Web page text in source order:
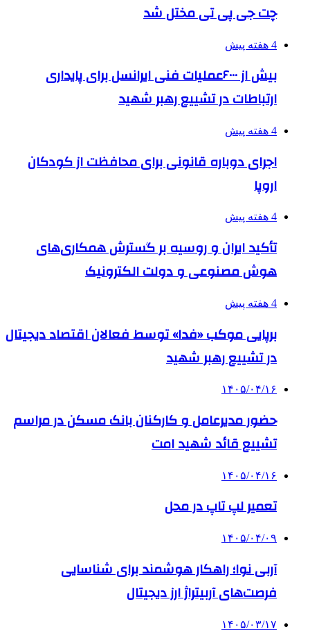
چت جی پی تی مختل شد
4 هفته پیش
بیش از ۶۰۰۰عملیات فنی ایرانسل برای پایداری
ارتباطات در تشییع رهبر شهید
4 هفته پیش
اجرای دوباره قانونی برای محافظت از کودکان
اروپا
4 هفته پیش
تأکید ایران و روسیه بر گسترش همکاری‌های
هوش مصنوعی و دولت الکترونیک
4 هفته پیش
برپایی موکب «فدا» توسط فعالان اقتصاد دیجیتال
در تشییع رهبر شهید
۱۴۰۵/۰۴/۱۶
حضور مدیرعامل و کارکنان بانک مسکن در مراسم
تشییع قائد شهید امت
۱۴۰۵/۰۴/۱۶
تعمیر لپ تاپ در محل
۱۴۰۵/۰۴/۰۹
آربی نوا؛ راهکار هوشمند برای شناسایی
فرصت‌های آربیتراژ ارز دیجیتال
۱۴۰۵/۰۳/۱۷